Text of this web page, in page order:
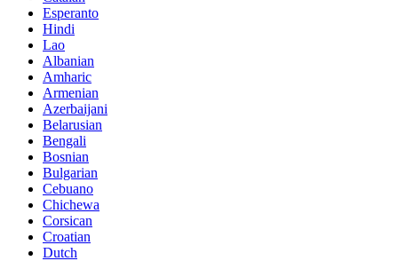
Esperanto
Hindi
Lao
Albanian
Amharic
Armenian
Azerbaijani
Belarusian
Bengali
Bosnian
Bulgarian
Cebuano
Chichewa
Corsican
Croatian
Dutch